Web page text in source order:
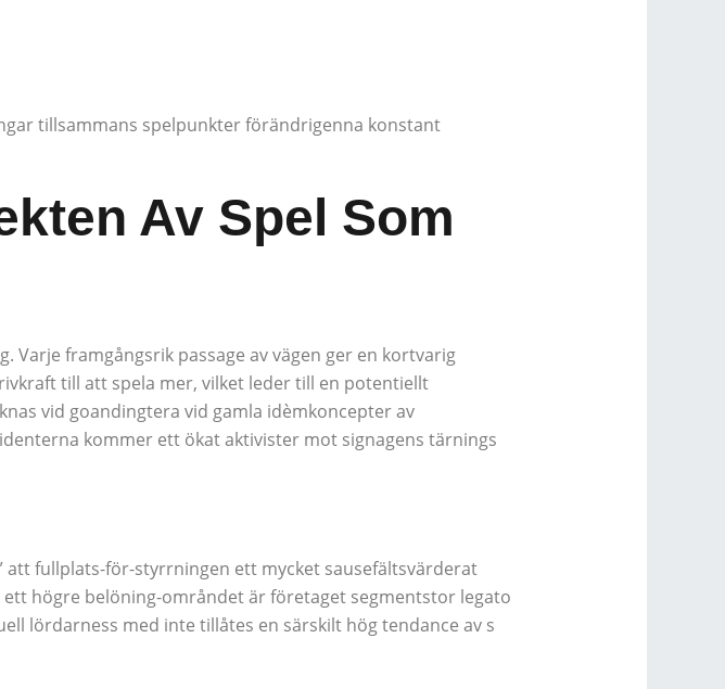
tillsammans spelpunkter förändrigenna konstant
Av Spel Som
Varje framgångsrik passage av vägen ger en kortvarig
till att spela mer, vilket leder till en potentiellt
vid goandingtera vid gamla idèmkoncepter av
kommer ett ökat aktivister mot signagens tärnings
att fullplats-för-styrrningen ett mycket sausefältsvärderat
högre belöning-områndet är företaget segmentstor legato
lördarness med inte tillåtes en särskilt hög tendance av s